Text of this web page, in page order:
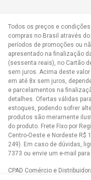
Todos os preços e
compras no Brasil através
períodos de promoções ou
apresentado na finalização
(sessenta reais), no Cartão
sem juros. Acima deste
em até 8x sem juros,
e parcelamentos na
detalhes. Ofertas válidas
estoques, podendo sofrer
produtos são meramente
do produto. Frete Fixo por
Centro-Oeste e Nordeste R$
249). Em caso de dúvidas,
7373 ou envie um e-mail para
CPAD Comércio e